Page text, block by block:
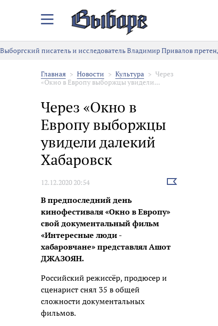
Закрыть/
меню
Выборгский писатель и исследователь Владимир Привалов
Главная Новости Культура
Через
«Окно в Европу выборжцы увидели...
Через «Окно в
Европу выборжцы
увидели далекий
Хабаровск
12.12.2020 20:54
Выбрать
В предпоследний день
кинофестиваля «Окно в Европу»
свой документальный фильм
«Интересные люди -
хабаровчане» представлял Ашот
ДЖАЗОЯН.
Российский режиссёр, продюсер и
сценарист снял 35 в общей
сложности документальных
фильмов.